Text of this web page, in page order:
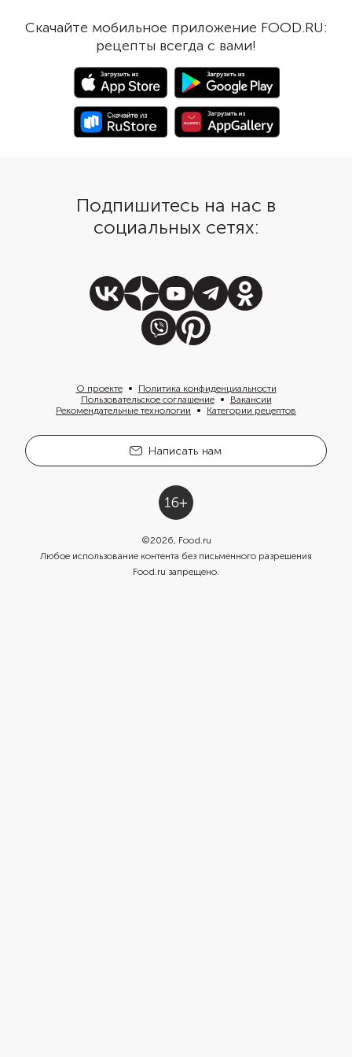
Скачайте мобильное приложение FOOD.RU:
рецепты всегда с вами!
Подпишитесь на нас в
социальных сетях:
О проекте
Политика конфиденциальности
Пользовательское соглашение
Вакансии
Рекомендательные технологии
Категории рецептов
Написать нам
©2026, Food.ru
Любое использование контента без письменного разрешения
Food.ru запрещено.